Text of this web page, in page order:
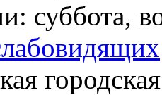
суббота,